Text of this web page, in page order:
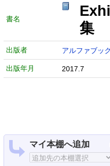
書名
出版者 アルファブッ
出版年月 2017.7
マイ本棚へ追加